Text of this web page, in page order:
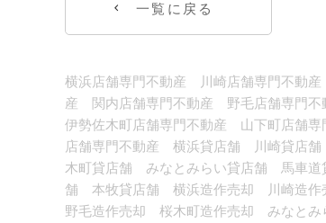
一覧に戻る
横浜店舗専門不動産 川崎店舗専門不動
産 関内店舗専門不動産 野毛店舗専門
伊勢佐木町店舗専門不動産 山下町店舗
店舗専門不動産 横浜貸店舗 川崎貸
木町貸店舗 みなとみらい貸店舗 馬車
舗 本牧貸店舗 横浜造作売却 川崎造
野毛造作売却 桜木町造作売却 みなと